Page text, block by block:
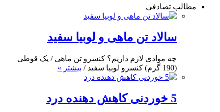
مطالب تصادفی
سالاد تن ماهی و لوبیا سفید
چه موادی لازم داریم؟ کنسرو تن‌ ماهی / یک قوطی
(190 گرم) کنسرو لوبیا سفید /
بیشتر »
5 خوردنی کاهش دهنده درد